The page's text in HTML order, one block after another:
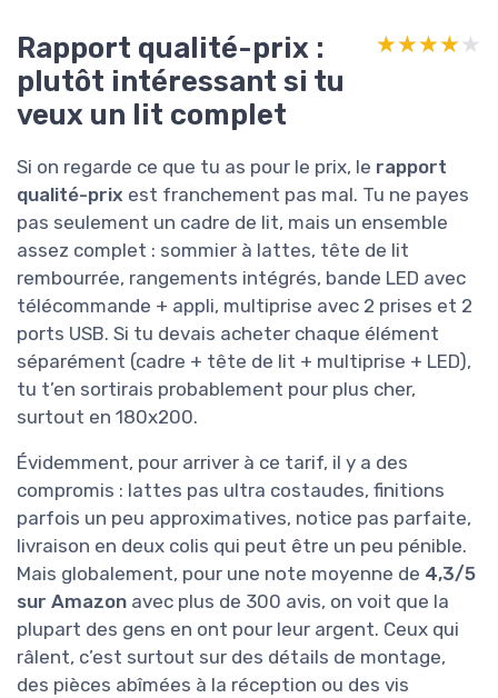
Rapport qualité-prix :
plutôt intéressant si tu
veux un lit complet
★★★★★
★★★★★
Si on regarde ce que tu as pour le prix, le rapport
qualité-prix est franchement pas mal. Tu ne payes
pas seulement un cadre de lit, mais un ensemble
assez complet : sommier à lattes, tête de lit
rembourrée, rangements intégrés, bande LED avec
télécommande + appli, multiprise avec 2 prises et 2
ports USB. Si tu devais acheter chaque élément
séparément (cadre + tête de lit + multiprise + LED),
tu t’en sortirais probablement pour plus cher,
surtout en 180x200.
Évidemment, pour arriver à ce tarif, il y a des
compromis : lattes pas ultra costaudes, finitions
parfois un peu approximatives, notice pas parfaite,
livraison en deux colis qui peut être un peu pénible.
Mais globalement, pour une note moyenne de 4,3/5
sur Amazon avec plus de 300 avis, on voit que la
plupart des gens en ont pour leur argent. Ceux qui
râlent, c’est surtout sur des détails de montage,
des pièces abîmées à la réception ou des vis